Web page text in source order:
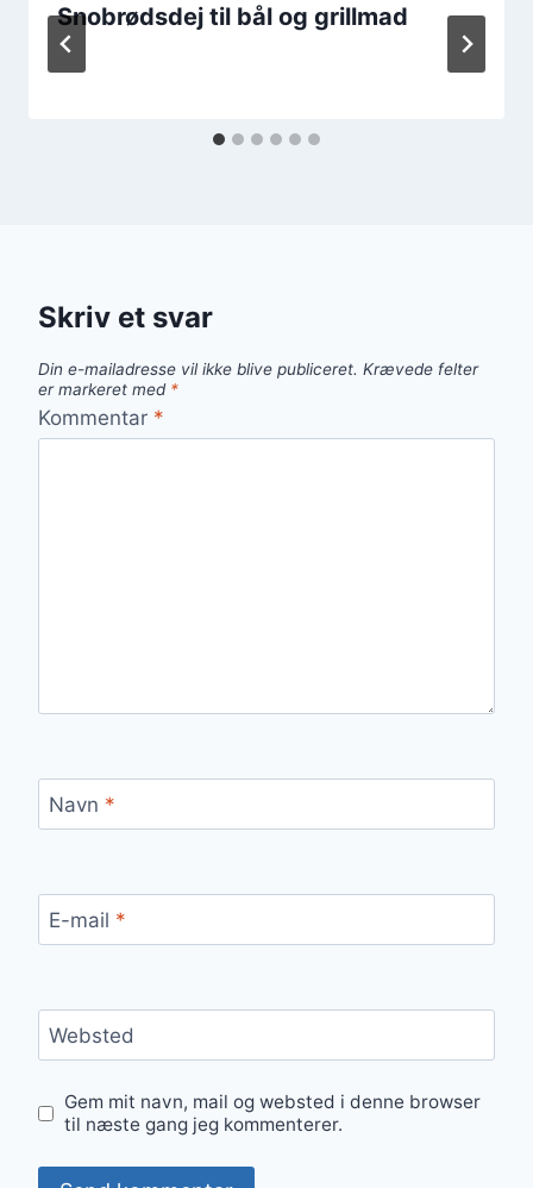
Snobrødsdej til bål og grillmad
Skriv et svar
Din e-mailadresse vil ikke blive publiceret. Krævede felter
er markeret med *
Kommentar *
Navn *
E-mail *
Websted
Gem mit navn, mail og websted i denne browser
til næste gang jeg kommenterer.